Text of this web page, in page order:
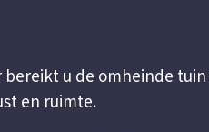
u de omheinde
en ruimte.